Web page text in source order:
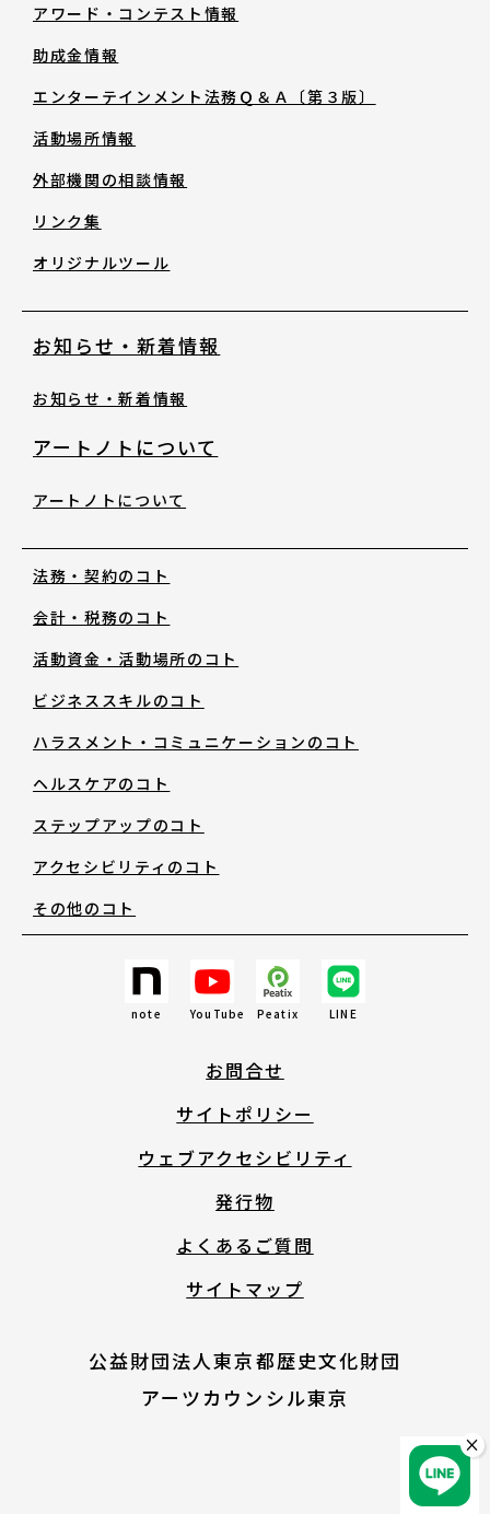
助成金情報
版〕
活動場所情報
オリジナルツール
アートノトについて
MESSAGE
アートノトについて
アワード・コンテスト情報
助成金情報
エンターテインメント法務Ｑ＆Ａ〔第３版〕
活動場所情報
外部機関の相談情報
リンク集
オリジナルツール
お知らせ・新着情報
お知らせ・新着情報
アートノトについて
アートノトについて
法務・契約のコト
会計・税務のコト
活動資金・活動場所のコト
ビジネススキルのコト
ハラスメント・コミュニケーションのコト
ヘルスケアのコト
ステップアップのコト
アクセシビリティのコト
その他のコト
note YouTube Peatix LINE
お問合せ
サイトポリシー
ウェブアクセシビリティ
発行物
よくあるご質問
サイトマップ
公益財団法人東京都歴史文化財団
アーツカウンシル東京
×